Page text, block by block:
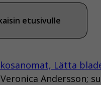
etusivulle
Lätta
Andersson;